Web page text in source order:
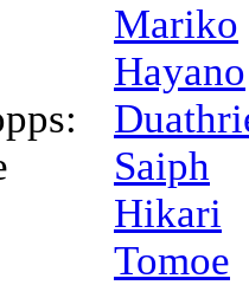
Mariko
Hayano
Saiph
Hikari
Tomoe